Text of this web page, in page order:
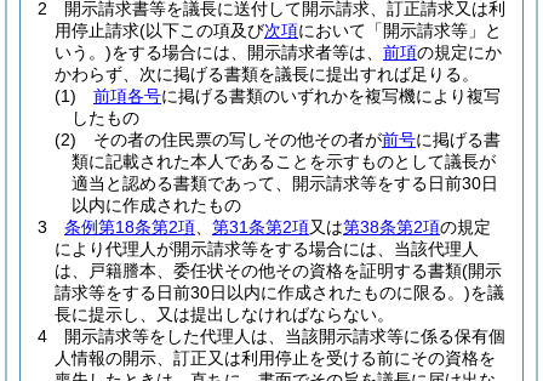
2
開示請求書等を議長に送付して開示請求、訂正請求又は利
用停止請求(以下この項及び次項において「開示請求等」と
いう。)をする場合には、開示請求者等は、 前項の規定にか
かわらず、次に掲げる書類を議長に提出すれば足りる。
(1)
前項各号に掲げる書類のいずれかを複写機により複写
したもの
(2)
その者の住民票の写しその他その者が前号に掲げる書
類に記載された本人であることを示すものとして議長が
適当と認める書類であって、開示請求等をする日前30日
以内に作成されたもの
3
条例第18条第2項 第31条第2項又は第38条第2項の規定
により代理人が開示請求等をする場合には、当該代理人
は、戸籍謄本、委任状その他その資格を証明する書類(開示
請求等をする日前30日以内に作成されたものに限る。)を議
長に提示し、又は提出しなければならない。
4
開示請求等をした代理人は、当該開示請求等に係る保有個
人情報の開示、訂正又は利用停止を受ける前にその資格を